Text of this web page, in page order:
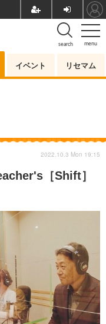
menu
search
イベント リセマム
［Shift］
2022.10.3 Mon 19:15